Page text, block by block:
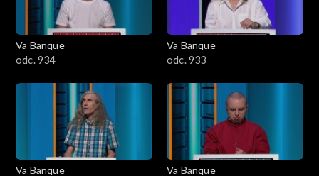
Va Banque
odc. 934
Va Banque
odc. 933
Va Banque
Va Banque